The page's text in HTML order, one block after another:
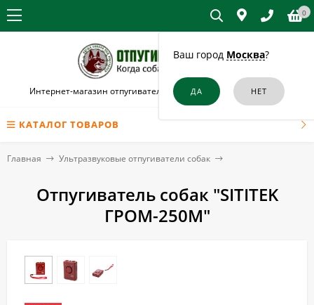
Ваш город Москва?
0
Интернет-магазин отпугивателей собак и кошек в Можайске
КАТАЛОГ ТОВАРОВ
Главная Ультразвуковые отпугиватели собак
Отпугиватель собак "SITITEK
ГРОМ-250М"